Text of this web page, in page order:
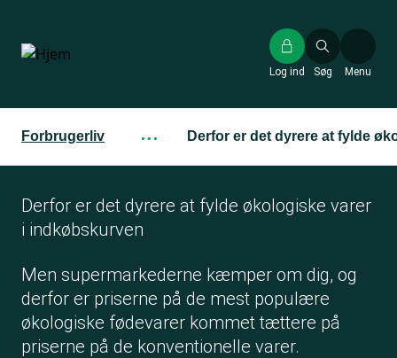
hovedindhold
Søg
Log ind Menu
Forbrugerliv ··· Derfor er det dyrere at fylde
Derfor er det dyrere at fylde økologiske varer
i indkøbskurven
Men supermarkederne kæmper om dig, og
derfor er priserne på de mest populære
økologiske fødevarer kommet tættere på
priserne på de konventionelle varer.